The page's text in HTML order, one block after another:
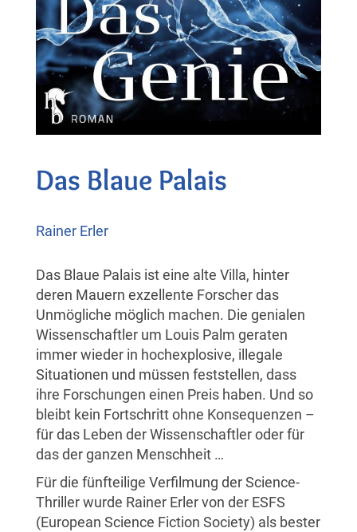
Das Blaue Palais
Rainer Erler
Das Blaue Palais ist eine alte Villa, hinter
deren Mauern exzellente Forscher das
Unmögliche möglich machen. Die genialen
Wissenschaftler um Louis Palm geraten
immer wieder in hochexplosive, illegale
Situationen und müssen feststellen, dass
ihre Forschungen einen Preis haben. Und so
bleibt kein Fortschritt ohne Konsequenzen –
für das Leben der Wissenschaftler oder für
das der ganzen Menschheit …
Für die fünfteilige Verfilmung der Science-
Thriller wurde Rainer Erler von der ESFS
(European Science Fiction Society) als bester